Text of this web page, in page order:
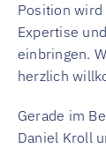
Position
Expertise
einbringen.
herzlich
Gerade im
Daniel Kroll